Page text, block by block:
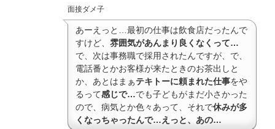
面接ダメ子
あーえっと…最初の仕事は飲食店だったんで
すけど、 雰囲気があんまり良くなくって…
で、次は事務職で採用されたんですが、で、
電話番とかお客様が来たときのお茶出しと
か、あとはまぁテキトーに頼まれた仕事をや
るって感じで…でも子どもがまだ小さかった
ので、病気とか色々あって、それで休みが多
くなっちゃったんで…えっと、あの…